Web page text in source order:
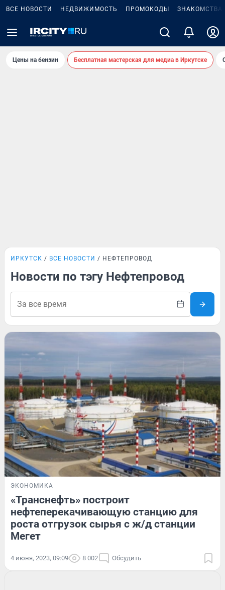
ВСЕ НОВОСТИ НЕДВИЖИМОСТЬ ПРОМОКОДЫ ЗНАКОМСТВА
Цены на бензин Бесплатная мастерская для медиа в Иркутске
ИРКУТСК ВСЕ НОВОСТИ НЕФТЕПРОВОД
Новости по тэгу Нефтепровод
ЭКОНОМИКА
«Транснефть» построит
нефтеперекачивающую станцию для
роста отгрузок сырья с ж/д станции
Мегет
4 июня, 2023, 09:09 8 002 Обсудить